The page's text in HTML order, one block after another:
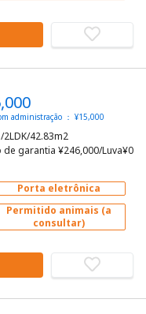
administração ： ¥15,000
2LDK/42.83m2
garantia ¥246,000/Luva¥0
Porta eletrônica
Permitido animais (a
consultar)